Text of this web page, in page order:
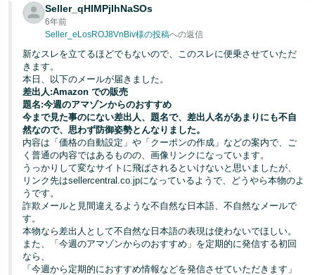
Seller_qHIMPjIhNaSOs
6年前
Seller_eLosROJ8VnBiv様の投稿への返信
新なスレを立てるほどでもないので、このスレに便乗させていただ
きます。
本日、以下のメールが届きました。
差出人:Amazon での販売
題名:今週のアマゾンからのおすすめ
今まで見た事のにない差出人、題名で、差出人名があまりにも不自
然なので、思わず防御姿勢とんなりました。
内容は「価格の自動設定」や「クーポンの作成」などの案内で、ご
く普通の内容ではあるものの、画像リンクになっています。
うっかりして変なサイトに飛ばされるといけないと思いましたが、
リンク先はsellercentral.co.jpになっているようで、どうやら本物のよ
うです。
詐欺メールと見間違えるような不自然な日本語、不自然なメールで
す。
本物なら差出人として不自然な日本語の表現は使わないでほしい。
また、「今週のアマゾンからのおすすめ」を定期的に発信する初回
なら、
「今週から定期的におすすめ情報などを発信させていただきます」